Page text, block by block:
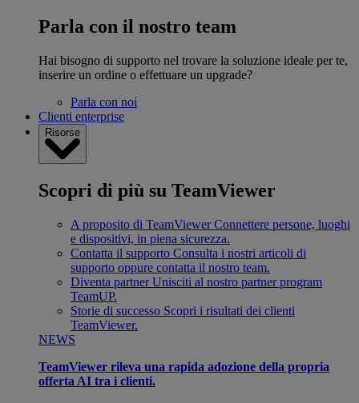
Parla con il nostro team
Hai bisogno di supporto nel trovare la soluzione ideale per te,
inserire un ordine o effettuare un upgrade?
Parla con noi
Clienti enterprise
Risorse
Scopri di più su TeamViewer
A proposito di TeamViewer Connettere persone, luoghi
e dispositivi, in piena sicurezza.
Contatta il supporto Consulta i nostri articoli di
supporto oppure contatta il nostro team.
Diventa partner Unisciti al nostro partner program
TeamUP.
Storie di successo Scopri i risultati dei clienti
TeamViewer.
NEWS
TeamViewer rileva una rapida adozione della propria
offerta AI tra i clienti.